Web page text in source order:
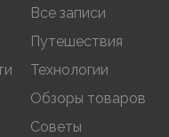
Все записи
Путешествия
Технологии
Обзоры товаров
Советы